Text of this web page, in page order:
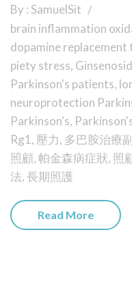
By : SamuelSit
brain inflammation
dopamine
piety stress,
Parkinson's patients,
neuroprotection
Parkinson's,
Rg1 , 壓力, 多巴胺治療
照顧,帕金森病症狀, 照
法,長期照護
Read More